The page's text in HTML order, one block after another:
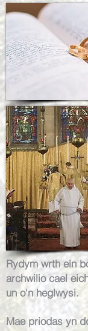
Rydym wrth ein
archwilio cael
un o'n heglwysi.
Mae priodas yn